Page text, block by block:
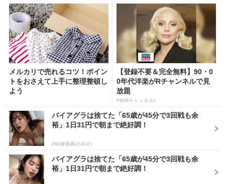
メルカリで売れるコツ！ポイン
トをおさえて上手に整理整頓し
よう
【登録不要＆完全無料】90・0
0年代洋楽がRチャンネルで見
放題
PR(Rチャンネル)
バイアグラは捨てた「65歳が45分で3回戦も余
裕」1日31円で朝まで絶好調！
PR(健商株式会社)
バイアグラは捨てた「65歳が45分で3回戦も余
裕」1日31円で朝まで絶好調！